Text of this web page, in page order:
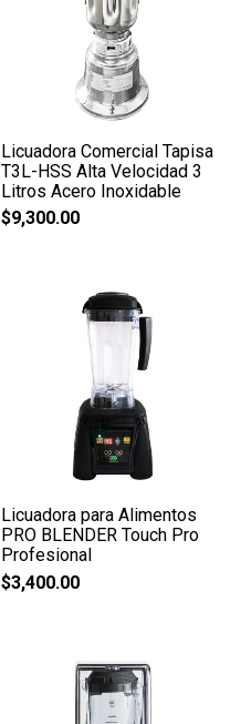
Licuadora Comercial Tapisa
T3L-HSS Alta Velocidad 3
Litros Acero Inoxidable
$9,300.00
Licuadora para Alimentos
PRO BLENDER Touch Pro
Profesional
$3,400.00